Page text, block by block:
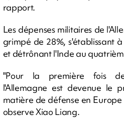
rapport.
Les dépenses militaires de
grimpé de 28%, s'établissant
et détrônant l'Inde au
"Pour la première fois
l'Allemagne est devenue le
matière de défense en
observe Xiao Liang.